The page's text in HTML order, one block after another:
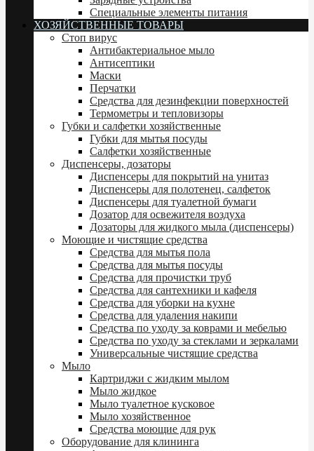
Специальные элементы питания
ХОЗЯЙСТВЕННЫЕ ТОВАРЫ
Стоп вирус
Антибактериальное мыло
Антисептики
Маски
Перчатки
Средства для дезинфекции поверхностей
Термометры и тепловизоры
Губки и салфетки хозяйственные
Губки для мытья посуды
Салфетки хозяйственные
Диспенсеры, дозаторы
Диспенсеры для покрытий на унитаз
Диспенсеры для полотенец, салфеток
Диспенсеры для туалетной бумаги
Дозатор для освежителя воздуха
Дозаторы для жидкого мыла (диспенсеры)
Моющие и чистящие средства
Средства для мытья пола
Средства для мытья посуды
Средства для прочистки труб
Средства для сантехники и кафеля
Средства для уборки на кухне
Средства для удаления накипи
Средства по уходу за коврами и мебелью
Средства по уходу за стеклами и зеркалами
Универсальные чистящие средства
Мыло
Картриджи с жидким мылом
Мыло жидкое
Мыло туалетное кусковое
Мыло хозяйственное
Средства моющие для рук
Оборудование для клининга